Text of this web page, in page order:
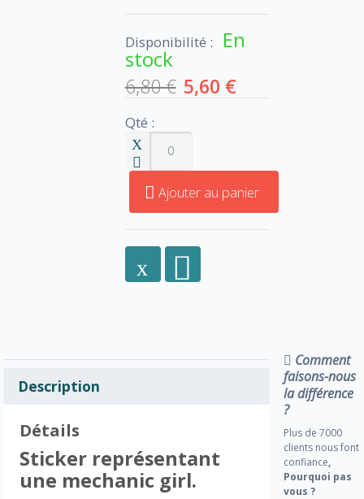
Disponibilité : En
stock
6,80 € 5,60 €
Qté :
Ajouter au panier
Description
Détails
Sticker représentant
une mechanic girl.
Comment
faisons-nous
la différence
?
Plus de 7000
clients nous font
confiance,
Pourquoi pas
vous ?